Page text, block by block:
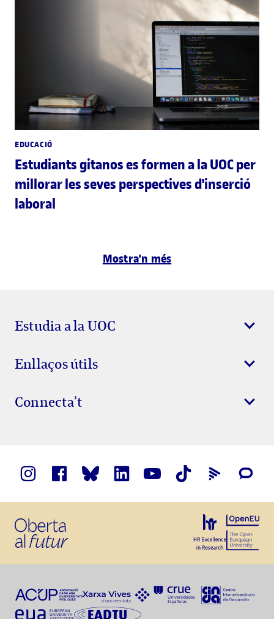
EDUCACIÓ
Estudiants gitanos es formen a la UOC per
millorar les seves perspectives d'inserció
laboral
Mostra'n més
Estudia a la UOC
Enllaços útils
Connecta’t